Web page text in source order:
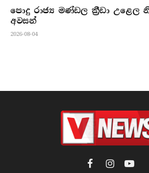
පොදු රාජ්‍ය මණ්ඩල ක්‍රීඩා උළෙල
අවසන්
2026-08-04
FacebookInstagram